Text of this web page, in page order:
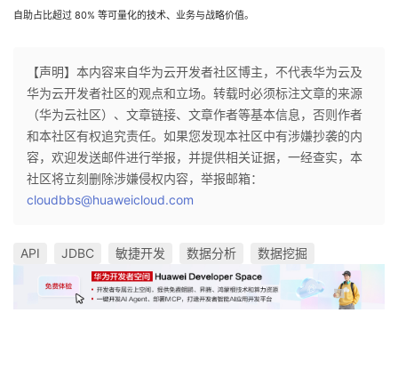
自助占比超过 80% 等可量化的技术、业务与战略价值。
【声明】本内容来自华为云开发者社区博主，不代表华为云及
华为云开发者社区的观点和立场。转载时必须标注文章的来源
（华为云社区）、文章链接、文章作者等基本信息，否则作者
和本社区有权追究责任。如果您发现本社区中有涉嫌抄袭的内
容，欢迎发送邮件进行举报，并提供相关证据，一经查实，本
社区将立刻删除涉嫌侵权内容，举报邮箱：
cloudbbs@huaweicloud.com
API JDBC 敏捷开发 数据分析 数据挖掘